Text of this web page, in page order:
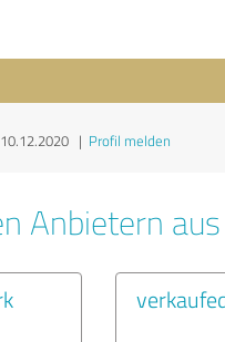
| Profil melden
Anbietern